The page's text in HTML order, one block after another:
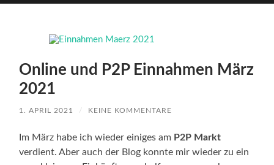
Menü
Online und P2P Einnahmen März
2021
1. APRIL 2021 / KEINE KOMMENTARE
Im März habe ich wieder einiges am P2P Markt
verdient. Aber auch der Blog konnte mir wieder zu ein